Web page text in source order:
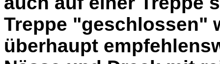
Treppe "geschlossen"
überhaupt